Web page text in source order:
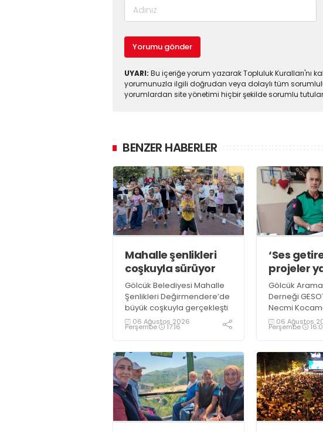
Yorumu gönder
UYARI: Bu içeriğe yorum yazarak Topluluk Kuralları'nı
yorumunuzla ilgili doğrudan veya dolaylı tüm
yorumlardan site yönetimi hiçbir şekilde sorumlu
BENZER HABERLER
Mahalle şenlikleri
coşkuyla sürüyor
Gölcük Belediyesi Mahalle
Şenlikleri Değirmendere’de
büyük coşkuyla gerçekleşti
06 Ağustos 2026
Perşembe 17:16
‘Ses
projeler
Gölcük
Derneği
Necmi
Ağustos’ta
sınavın
ederek
bulundu.
“Gölcük’te ve
genelinde
projelerimizi
geçireceğiz”
06 Ağustos
Perşembe